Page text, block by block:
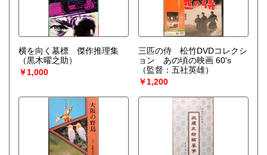
横を向く墓標 傑作推理集
（黒木曜之助）
￥1,000
三匹の侍 松竹DVDコレクシ
ョン あの頃の映画 60's
（監督：五社英雄）
￥1,200